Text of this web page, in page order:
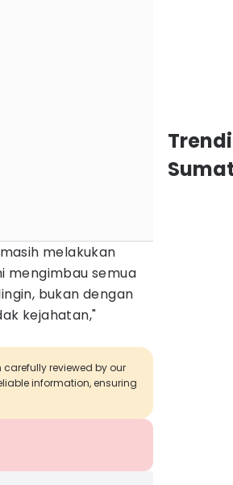
melakukan
mengimbau semua
bukan dengan
kejahatan,"
reviewed by our
information, ensuring